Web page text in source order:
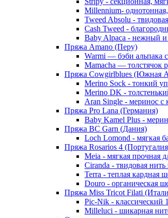
Millennium-
Tweed Absolu -
Cash Tweed -
Baby Alpaca - нежный и
Пряжа Amano (Перу)
Warmi — бэби альпака
Mamacha — толстячок
Пряжа Cowgirlblues (Южная
Merino Sock - тонкий
Merino DK -
Aran Single - меринос с
Пряжа Pro Lana (Германия)
Baby Kamel Plus -
Пряжа BC Garn (Дания)
Loch Lomond - мягкая
Пряжа Rosarios 4
Meia - мягкая прочная
Ciranda - твидовая
Terra - теплая кардная
Douro - органическая
Пряжа Miss Tricot Filati
Pic-Nik - классический
Milleluci - шикарная